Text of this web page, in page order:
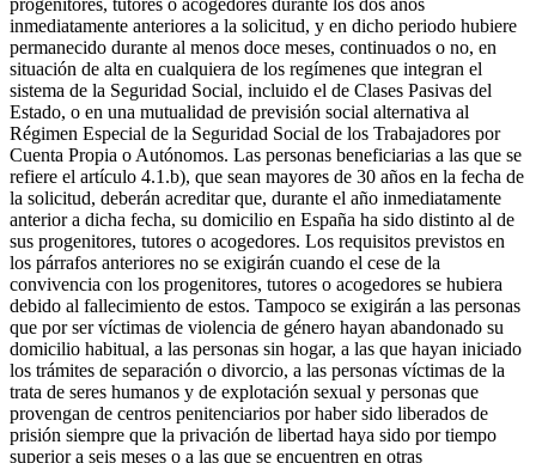
progenitores, tutores o acogedores durante los dos años
inmediatamente anteriores a la solicitud, y en dicho periodo hubiere
permanecido durante al menos doce meses, continuados o no, en
situación de alta en cualquiera de los regímenes que integran el
sistema de la Seguridad Social, incluido el de Clases Pasivas del
Estado, o en una mutualidad de previsión social alternativa al
Régimen Especial de la Seguridad Social de los Trabajadores por
Cuenta Propia o Autónomos. Las personas beneficiarias a las que se
refiere el artículo 4.1.b), que sean mayores de 30 años en la fecha de
la solicitud, deberán acreditar que, durante el año inmediatamente
anterior a dicha fecha, su domicilio en España ha sido distinto al de
sus progenitores, tutores o acogedores. Los requisitos previstos en
los párrafos anteriores no se exigirán cuando el cese de la
convivencia con los progenitores, tutores o acogedores se hubiera
debido al fallecimiento de estos. Tampoco se exigirán a las personas
que por ser víctimas de violencia de género hayan abandonado su
domicilio habitual, a las personas sin hogar, a las que hayan iniciado
los trámites de separación o divorcio, a las personas víctimas de la
trata de seres humanos y de explotación sexual y personas que
provengan de centros penitenciarios por haber sido liberados de
prisión siempre que la privación de libertad haya sido por tiempo
superior a seis meses o a las que se encuentren en otras